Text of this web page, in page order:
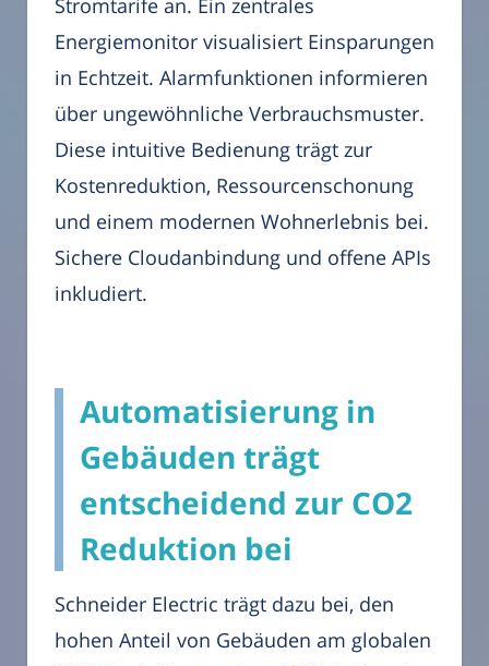
Stromtarife an. Ein zentrales
Energiemonitor visualisiert Einsparungen
in Echtzeit. Alarmfunktionen informieren
über ungewöhnliche Verbrauchsmuster.
Diese intuitive Bedienung trägt zur
Kostenreduktion, Ressourcenschonung
und einem modernen Wohnerlebnis bei.
Sichere Cloudanbindung und offene APIs
inkludiert.
Automatisierung in
Gebäuden trägt
entscheidend zur CO2
Reduktion bei
Schneider Electric trägt dazu bei, den
hohen Anteil von Gebäuden am globalen